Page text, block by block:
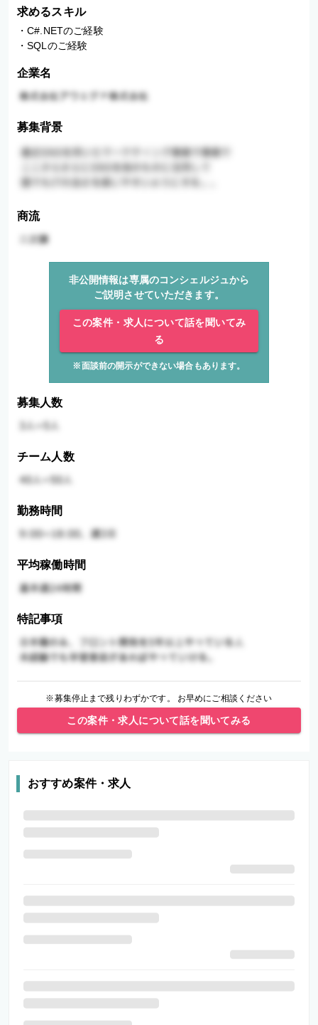
求めるスキル
・C#.NETのご経験
・SQLのご経験
企業名
募集背景
商流
非公開情報は専属のコンシェルジュから
ご説明させていただきます。
この案件・求人について話を聞いてみ
る
※面談前の開示ができない場合もあります。
募集人数
チーム人数
勤務時間
平均稼働時間
特記事項
※募集停止まで残りわずかです。 お早めにご相談ください
この案件・求人について話を聞いてみる
おすすめ案件・求人